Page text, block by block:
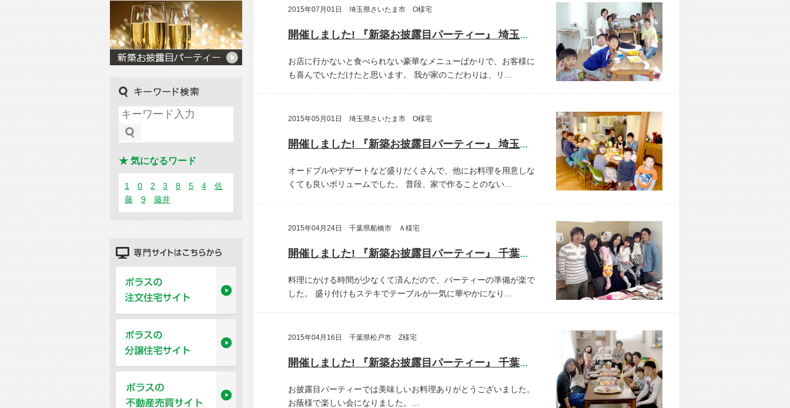
2015年07月01日 埼玉県さいたま市 O様宅
開催しました! 『新築お披露目パーティー』 埼玉県さいたま市 O様宅
お店に行かないと食べられない豪華なメニューばかりで、お客様に
も喜んでいただけたと思います。
我が家のこだわりは、リ…
2015年05月01日 埼玉県さいたま市 O様宅
開催しました! 『新築お披露目パーティー』 埼玉県さいたま市 O様宅
オードブルやデザートなど盛りだくさんで、他にお料理を用意しな
くても良いボリュームでした。
普段、家で作ることのない…
2015年04月24日 千葉県船橋市 Ａ様宅
開催しました! 『新築お披露目パーティー』 千葉県船橋市 A様宅
料理にかける時間が少なくて済んだので、パーティーの準備が楽で
した。
盛り付けもステキでテーブルが一気に華やかになり…
2015年04月16日 千葉県松戸市 Z様宅
開催しました! 『新築お披露目パーティー』 千葉県松戸市 Z様宅
お披露目パーティーでは美味しいお料理ありがとうございました。
お蔭様で楽しい会になりました。…
★ 気になるワード
1 0 2 3 8 5 4
佐
藤
9 藤井